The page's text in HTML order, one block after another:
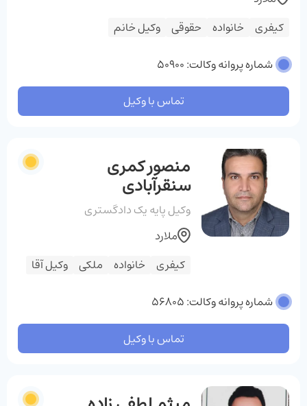
کیفری خانواده حقوقی وکیل خانم
شماره پروانه وکالت: 50900
تماس با وکیل
منصور کمری
سنقرآبادی
وکیل پایه یک دادگستری
کیفری خانواده ملکی وکیل آقا
ملارد
شماره پروانه وکالت: 56805
تماس با وکیل